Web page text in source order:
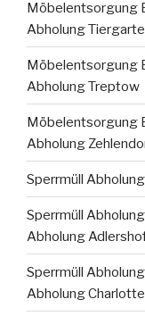
Möbelentsorgung
Abholung
Möbelentsorgung
Abholung Treptow
Möbelentsorgung
Abholung
Sperrmüll
Sperrmüll
Abholung
Sperrmüll
Abholung